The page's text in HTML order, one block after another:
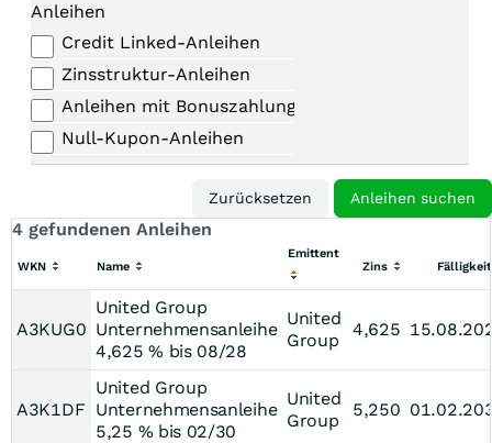
Anleihen
Credit Linked-Anleihen
Zinsstruktur-Anleihen
Anleihen mit Bonuszahlungen
Null-Kupon-Anleihen
4 gefundenen Anleihen
WKN Name
Emittent
Zins
Fälligkeit
A3KUG0
United Group
Unternehmensanleihe
4,625 % bis 08/28
United
Group
4,625
A3K1DF
United Group
Unternehmensanleihe
5,25 % bis 02/30
United
Group
5,250